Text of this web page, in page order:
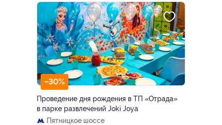
–30%
Проведение дня рождения в ТП «Отрада»
в парке развлечений Joki Joya
Пятницкое шоссе